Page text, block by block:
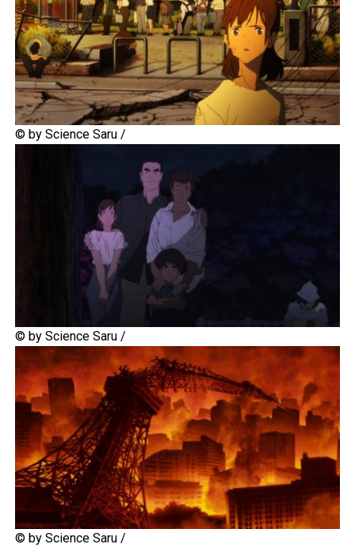
© by Science Saru /
© by Science Saru /
© by Science Saru /